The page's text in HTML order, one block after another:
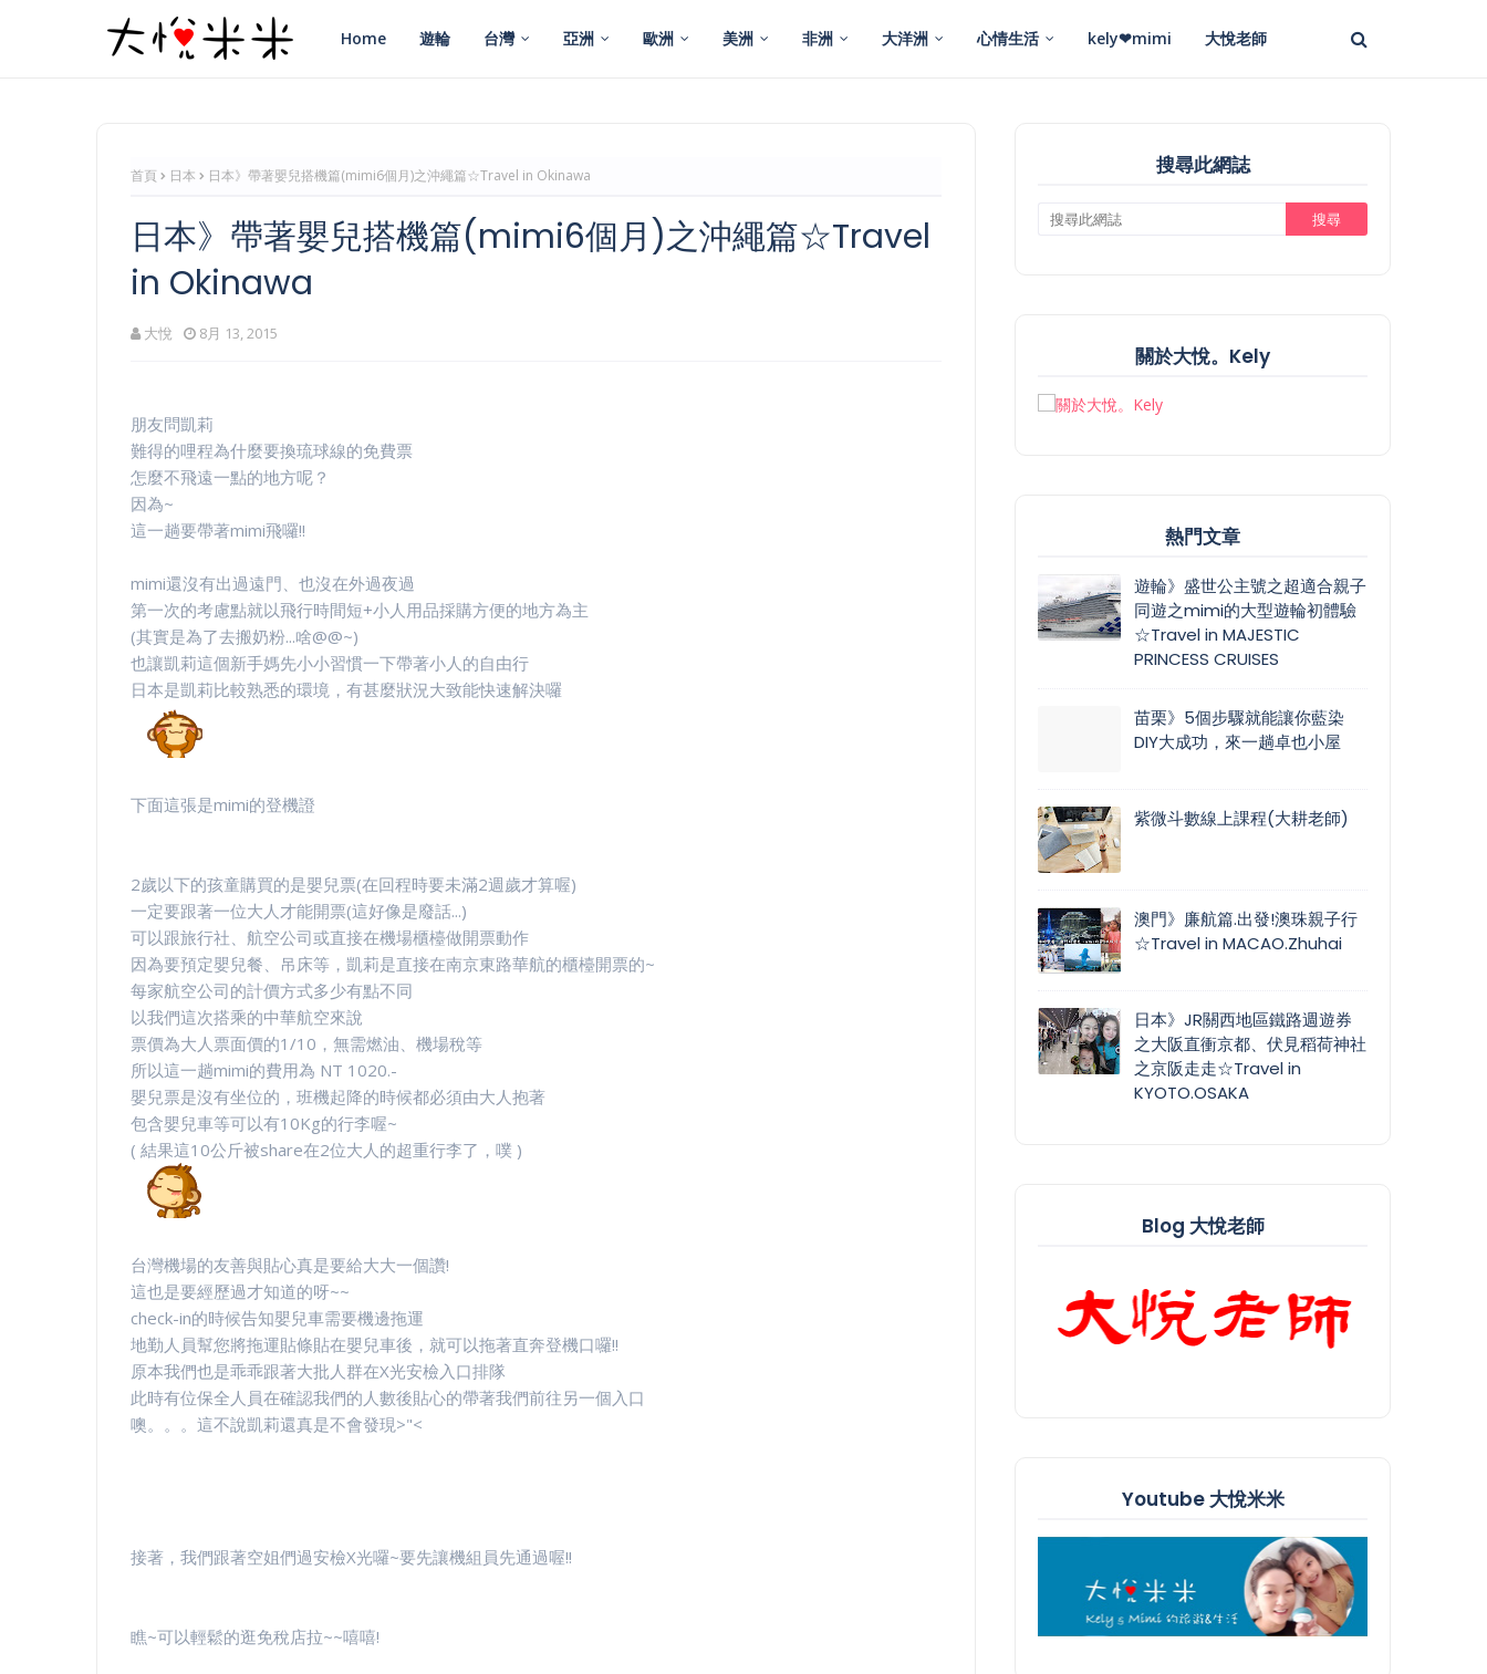
Home 遊輪 台灣 亞洲 歐洲 美洲 非洲 大洋洲 心情生活 kely❤mimi 大悅老師
首頁 日本 日本》帶著嬰兒搭機篇(mimi6個月)之沖繩篇☆Travel in Okinawa
日本》帶著嬰兒搭機篇(mimi6個月)之沖繩篇☆Travel
in Okinawa
大悅 8月 13, 2015
朋友問凱莉
難得的哩程為什麼要換琉球線的免費票
怎麼不飛遠一點的地方呢？
因為~
這一趟要帶著mimi飛囉!!
mimi還沒有出過遠門、也沒在外過夜過
第一次的考慮點就以飛行時間短+小人用品採購方便的地方為主
(其實是為了去搬奶粉...啥@@~)
也讓凱莉這個新手媽先小小習慣一下帶著小人的自由行
日本是凱莉比較熟悉的環境，有甚麼狀況大致能快速解決囉
下面這張是mimi的登機證
2歲以下的孩童購買的是嬰兒票(在回程時要未滿2週歲才算喔)
一定要跟著一位大人才能開票(這好像是廢話...)
可以跟旅行社、航空公司或直接在機場櫃檯做開票動作
因為要預定嬰兒餐、吊床等，凱莉是直接在南京東路華航的櫃檯開票的~
每家航空公司的計價方式多少有點不同
以我們這次搭乘的中華航空來說
票價為大人票面價的1/10，無需燃油、機場稅等
所以這一趟mimi的費用為 NT 1020.-
嬰兒票是沒有坐位的，班機起降的時候都必須由大人抱著
包含嬰兒車等可以有10Kg的行李喔~
( 結果這10公斤被share在2位大人的超重行李了，噗 )
台灣機場的友善與貼心真是要給大大一個讚!
這也是要經歷過才知道的呀~~
check-in的時候告知嬰兒車需要機邊拖運
地勤人員幫您將拖運貼條貼在嬰兒車後，就可以拖著直奔登機口囉!!
原本我們也是乖乖跟著大批人群在X光安檢入口排隊
此時有位保全人員在確認我們的人數後貼心的帶著我們前往另一個入口
噢。。。這不說凱莉還真是不會發現>"<
接著，我們跟著空姐們過安檢X光囉~要先讓機組員先通過喔!!
瞧~可以輕鬆的逛免稅店拉~~嘻嘻!
搜尋此網誌
關於大悅。Kely
熱門文章
遊輪》盛世公主號之超適合親子
同遊之mimi的大型遊輪初體驗
☆Travel in MAJESTIC
PRINCESS CRUISES
苗栗》5個步驟就能讓你藍染
DIY大成功，來一趟卓也小屋
紫微斗數線上課程(大耕老師)
澳門》廉航篇.出發!澳珠親子行
☆Travel in MACAO.Zhuhai
日本》JR關西地區鐵路週遊券
之大阪直衝京都、伏見稻荷神社
之京阪走走☆Travel in
KYOTO.OSAKA
Blog 大悅老師
Youtube 大悅米米